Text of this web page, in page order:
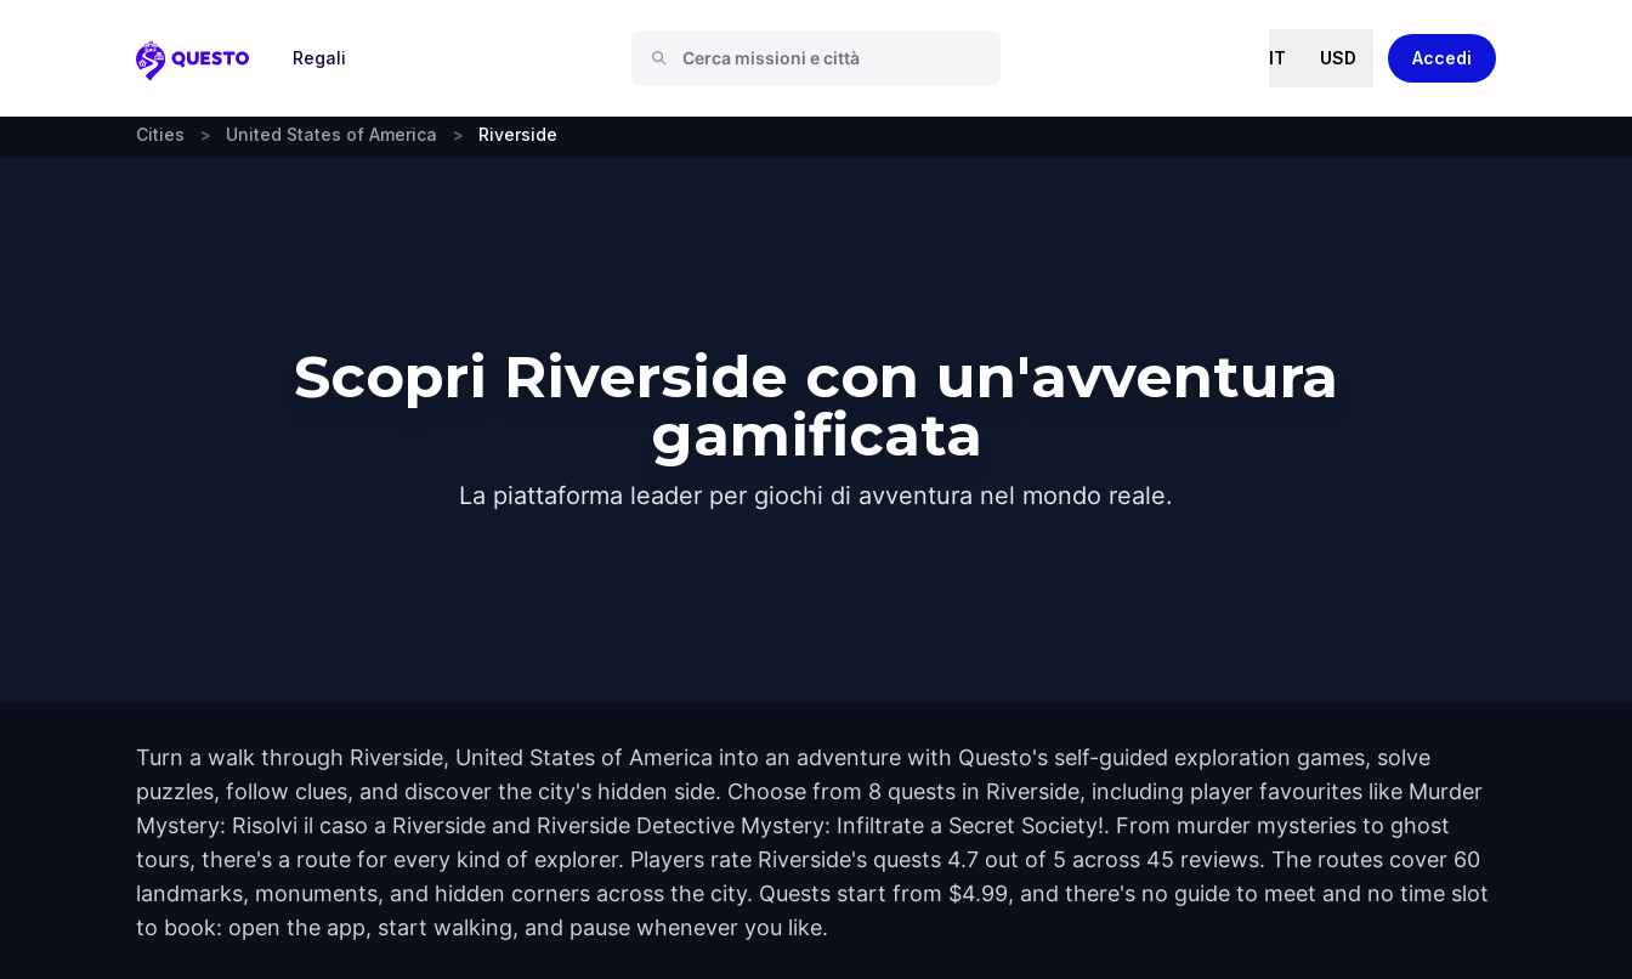
Questo
Regali IT USD Accedi
Cities > United States of America > Riverside
Scopri Riverside con un'avventura
gamificata
La piattaforma leader per giochi di avventura nel mondo reale.
Turn a walk through Riverside, United States of America into an adventure with Questo's self-guided exploration games, solve
puzzles, follow clues, and discover the city's hidden side. Choose from 8 quests in Riverside, including player favourites like Murder
Mystery: Risolvi il caso a Riverside and Riverside Detective Mystery: Infiltrate a Secret Society!. From murder mysteries to ghost
tours, there's a route for every kind of explorer. Players rate Riverside's quests 4.7 out of 5 across 45 reviews. The routes cover 60
landmarks, monuments, and hidden corners across the city. Quests start from $4.99, and there's no guide to meet and no time slot
to book: open the app, start walking, and pause whenever you like.